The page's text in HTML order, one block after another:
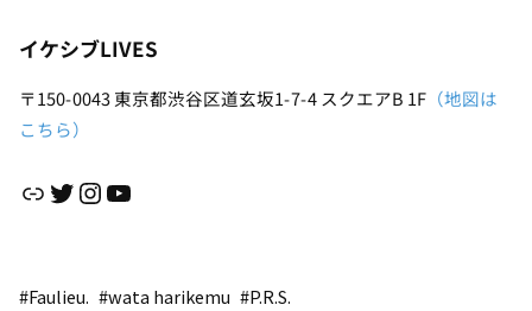
イケシブLIVES
〒150-0043 東京都渋谷区道玄坂1-7-4 スクエアB 1F （地図は
こちら）
リンクTwitter InstagramYouTube
#Faulieu. #wata harikemu #P.R.S.